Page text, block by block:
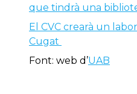
que tindrà una
El CVC crearà un
Cugat
Font: web d’UAB